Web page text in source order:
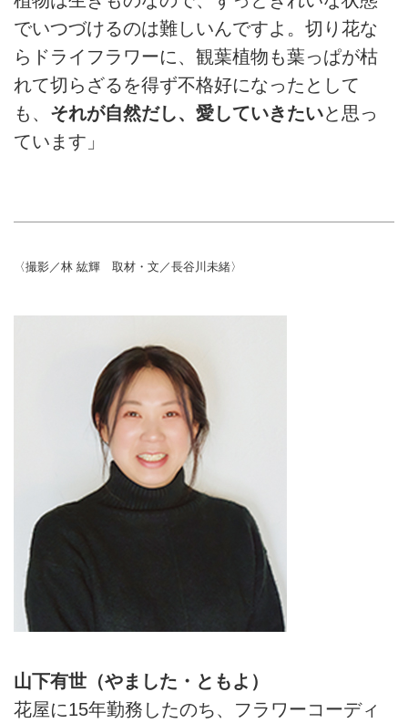
でいつづけるのは難しいんですよ。切り花な
らドライフラワーに、観葉植物も葉っぱが枯
れて切らざるを得ず不格好になったとして
も、 それが自然だし、愛していきたいと思っ
ています」
〈撮影／林 紘輝 取材・文／長谷川未緒〉
山下有世（やました・ともよ）
花屋に15年勤務したのち、フラワーコーディ